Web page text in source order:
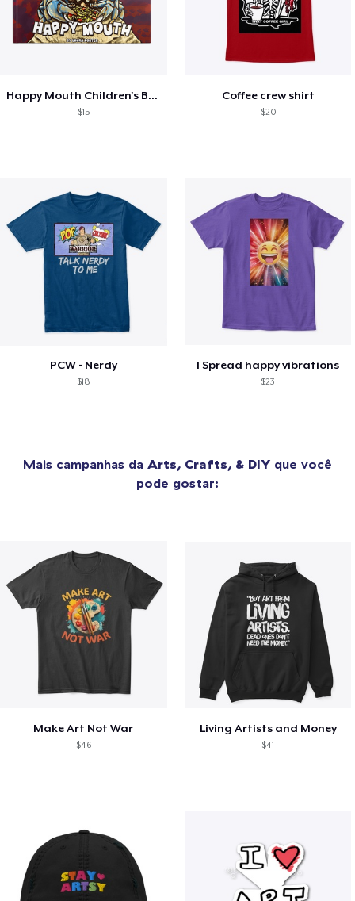
Happy Mouth Children's Book
$15
Coffee crew shirt
$20
PCW - Nerdy
$18
I Spread happy vibrations
$23
Mais campanhas da Arts, Crafts, & DIY que você
pode gostar:
Make Art Not War
$46
Living Artists and Money
$41